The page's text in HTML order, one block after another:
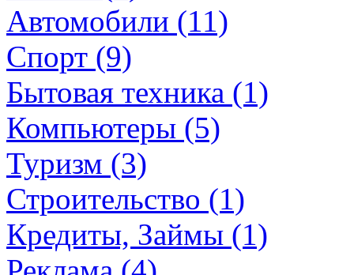
Автомобили (11)
Спорт (9)
Бытовая техника (1)
Компьютеры (5)
Туризм (3)
Строительство (1)
Кредиты, Займы (1)